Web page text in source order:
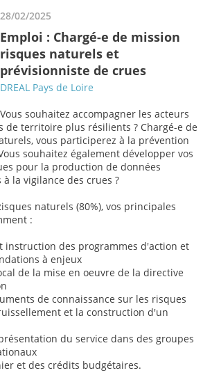
28/02/2025
Emploi : Chargé-e de mission
risques naturels et
prévisionniste de crues
DREAL Pays de Loire
Vous souhaitez accompagner les acteurs
de territoire plus résilients ? Chargé-e de
vous participerez à la prévention
souhaitez également développer vos
pour la production de données
la vigilance des crues ?
naturels (80%), vos principales
:
instruction des programmes d'action et
à enjeux
de la mise en oeuvre de la directive
de connaissance sur les risques
et la construction d'un
du service dans des groupes
et des crédits budgétaires.